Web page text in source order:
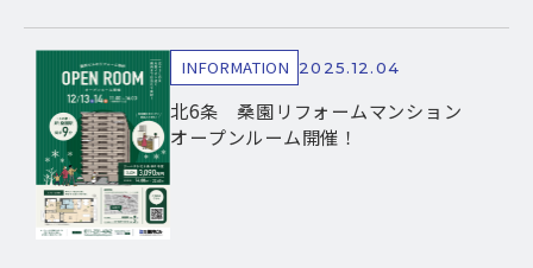
INFORMATION 2025.12.04
北6条 桑園リフォームマンション
オープンルーム開催！